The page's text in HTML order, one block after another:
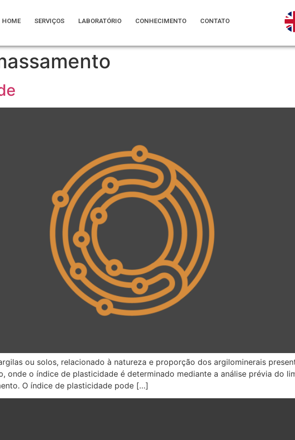
HOME SERVIÇOS LABORATÓRIO CONHECIMENTO CONTATO
ou solos, relacionado à natureza e proporção dos argilominerais
onde o índice de plasticidade é determinado mediante a análise prévia do
O índice de plasticidade pode […]